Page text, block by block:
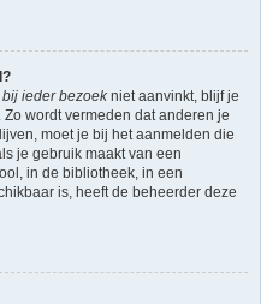
ieder bezoekniet aanvinkt, blijf je
wordt vermeden dat anderen je
moet je bij het aanmelden die
je gebruik maakt van een
in de bibliotheek, in een
is, heeft de beheerder deze